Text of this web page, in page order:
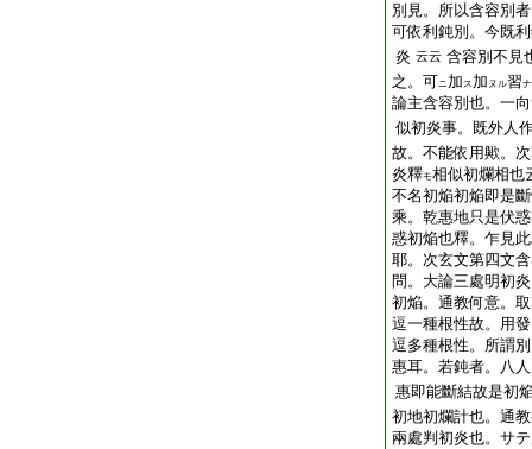
別見。所以含容別
可依利鈍別。今既
炎 云云 含容別不見
之。可ニ加 ス 加 ヌル習
論主含容別也。一
似初炎事。既外人
故。不能依用歟。
炎釋モ相似初爛相也
不名初焔初焔即是
乘。乾惠地只是伏
惑初焔也釋。乍見
耶。次玄文第四文
問。大論三處明初
初焔。通教何意。
逗一種根性故。用
逗多種根性。所謂
惠耳。若鈍者。八
惠即能斷結故是初
初地初爛計也。通
兩處判初炎也。サ